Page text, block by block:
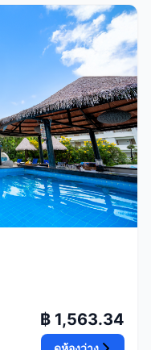
฿ 1,563.34